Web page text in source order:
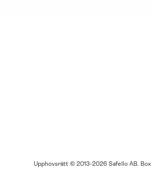
Upphovsrätt © 2013-2026 Safello AB.